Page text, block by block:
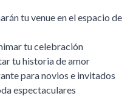
tu venue en el espacio de
tu celebración
tu historia de amor
para novios e invitados
espectaculares